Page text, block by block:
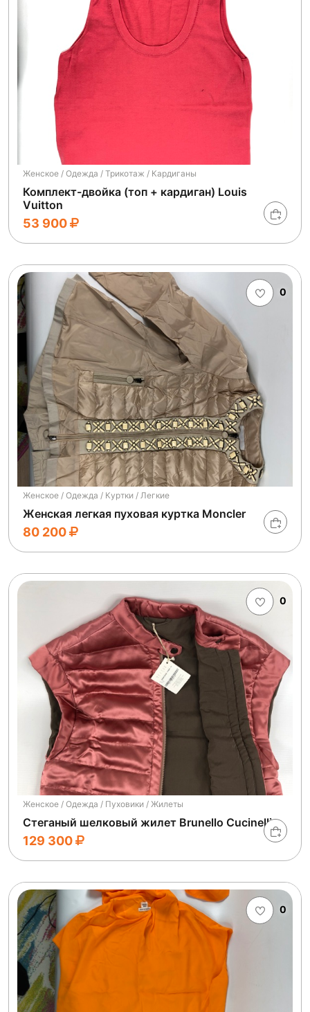
Женское / Одежда / Трикотаж / Кардиганы
Комплект-двойка (топ + кардиган) Louis
Vuitton
53 900
0
Женское / Одежда / Куртки / Легкие
Женская легкая пуховая куртка Moncler
80 200
0
Женское / Одежда / Пуховики / Жилеты
Стеганый шелковый жилет Brunello Cucinelli
129 300
0